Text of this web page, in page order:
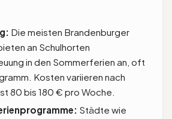
Die meisten Brandenburger
an Schulhorten
in den Sommerferien an, oft
Kosten variieren nach
80 bis 180 € pro Woche.
Städte wie